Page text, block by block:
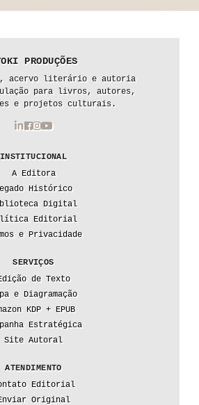
PRODUÇÕES
acervo literário e autoria
para livros, autores,
e projetos culturais.
INSTITUCIONAL
A Editora
Histórico
Digital
Editorial
e Privacidade
SERVIÇOS
de Texto
e Diagramação
KDP + EPUB
Estratégica
Site Autoral
ATENDIMENTO
Editorial
Original